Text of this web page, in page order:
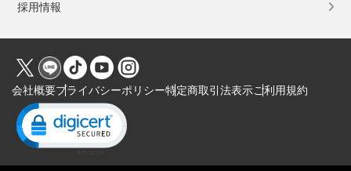
採用情報
会社概要プライバシーポリシー特定商取引法表示ご利用規約
Click to open certificate verification popup